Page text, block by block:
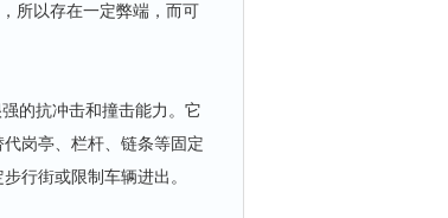
所以存在一定弊端，而可
的抗冲击和撞击能力。它
岗亭、栏杆、链条等固定
行街或限制车辆进出。